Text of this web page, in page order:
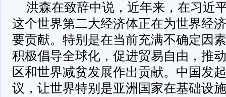
洪森在致辞中说，近年来，在习近
这个世界第二大经济体正在为世界经
要贡献。特别是在当前充满不确定因
积极倡导全球化，促进贸易自由，推
区和世界减贫发展作出贡献。中国发
议，让世界特别是亚洲国家在基础设